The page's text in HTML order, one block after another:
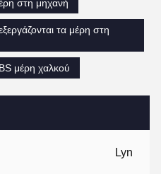
Lyn
στη μηχανή
τα μέρη στη
μέρη χαλκού